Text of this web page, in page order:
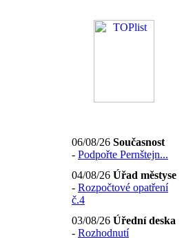
06/08/26 Současnost
- Podpořte Pernštejn...
04/08/26 Úřad městyse
- Rozpočtové opatření
č.4
03/08/26 Úřední deska
- Rozhodnutí